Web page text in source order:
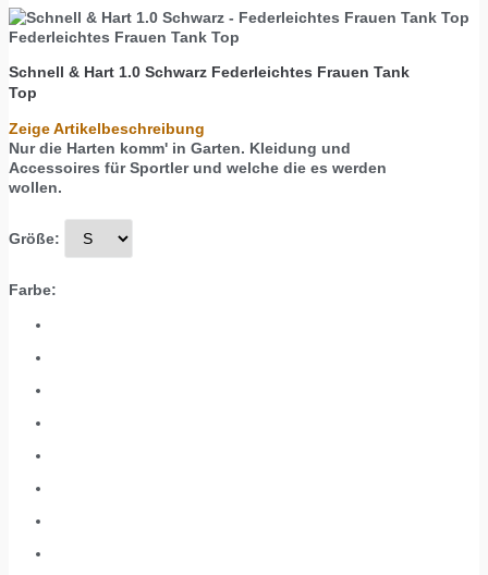
Federleichtes Frauen Tank Top
Schnell & Hart 1.0 Schwarz Federleichtes Frauen Tank
Top
Zeige Artikelbeschreibung
Nur die Harten komm' in Garten. Kleidung und
Accessoires für Sportler und welche die es werden
wollen.
Größe:
Farbe: